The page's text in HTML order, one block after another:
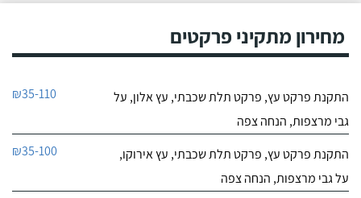
מחירון מתקיני פרקטים
התקנת פרקט עץ, פרקט תלת שכבתי, עץ אלון, על
גבי מרצפות, הנחה צפה
₪35-110
התקנת פרקט עץ, פרקט תלת שכבתי, עץ אירוקו,
על גבי מרצפות, הנחה צפה
₪35-100